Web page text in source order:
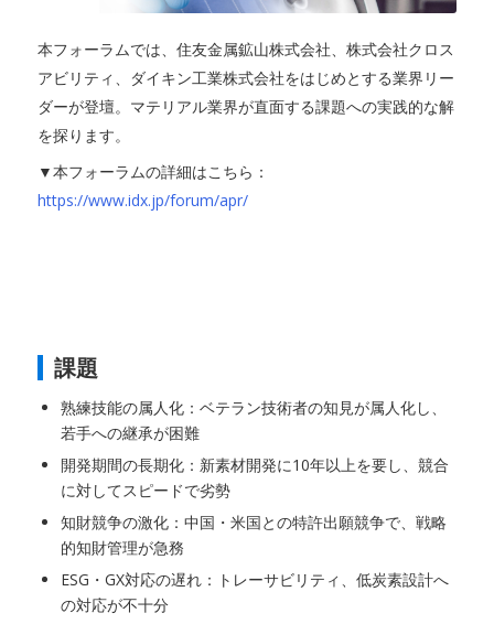
本フォーラムでは、住友金属鉱山株式会社、株式会社クロス
アビリティ、ダイキン工業株式会社をはじめとする業界リー
ダーが登壇。マテリアル業界が直面する課題への実践的な解
を探ります。
▼本フォーラムの詳細はこちら：
https://www.idx.jp/forum/apr/
課題
熟練技能の属人化：ベテラン技術者の知見が属人化し、
若手への継承が困難
開発期間の長期化：新素材開発に10年以上を要し、競合
に対してスピードで劣勢
知財競争の激化：中国・米国との特許出願競争で、戦略
的知財管理が急務
ESG・GX対応の遅れ：トレーサビリティ、低炭素設計へ
の対応が不十分